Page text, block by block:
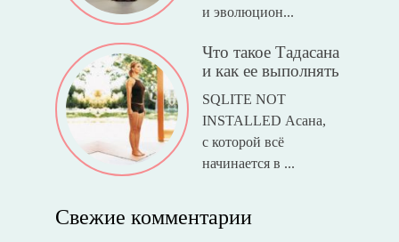
и эволюцион...
Что такое Тадасана
и как ее выполнять
SQLITE NOT
INSTALLED Асана,
с которой всё
начинается в ...
Свежие комментарии